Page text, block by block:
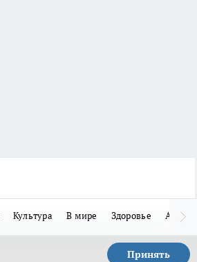
Культура В мире Здоровье Авто
Принять